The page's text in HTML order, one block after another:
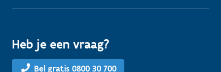
Heb je een vraag?
Bel gratis 0800 30 700